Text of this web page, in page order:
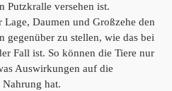
Putzkralle versehen ist.
Daumen und Großzehe den
gegenüber zu stellen, wie das bei
Fall ist. So können die Tiere nur
Auswirkungen auf die
hat.